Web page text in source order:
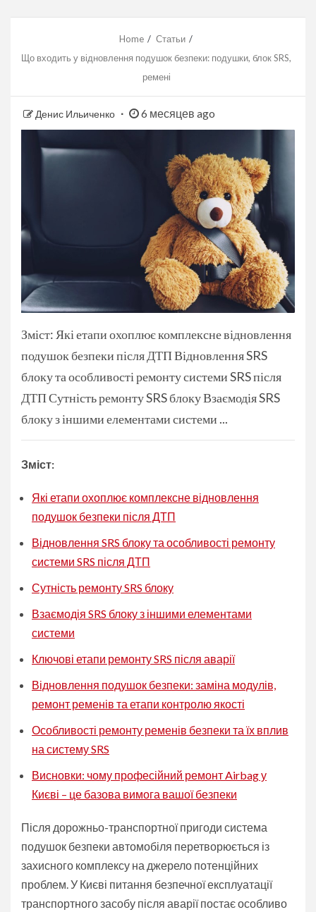
Home
Статьи
Що входить у відновлення подушок безпеки: подушки, блок SRS,
ремені
Денис Ильиченко 6 месяцев ago
Зміст: Які етапи охоплює комплексне відновлення
подушок безпеки після ДТП Відновлення SRS
блоку та особливості ремонту системи SRS після
ДТП Сутність ремонту SRS блоку Взаємодія SRS
блоку з іншими елементами системи ...
Зміст:
Які етапи охоплює комплексне відновлення
подушок безпеки після ДТП
Відновлення SRS блоку та особливості ремонту
системи SRS після ДТП
Сутність ремонту SRS блоку
Взаємодія SRS блоку з іншими елементами
системи
Ключові етапи ремонту SRS після аварії
Відновлення подушок безпеки: заміна модулів,
ремонт ременів та етапи контролю якості
Особливості ремонту ременів безпеки та їх вплив
на систему SRS
Висновки: чому професійний ремонт Airbag у
Києві – це базова вимога вашої безпеки
Після дорожньо-транспортної пригоди система
подушок безпеки автомобіля перетворюється із
захисного комплексу на джерело потенційних
проблем. У Києві питання безпечної експлуатації
транспортного засобу після аварії постає особливо